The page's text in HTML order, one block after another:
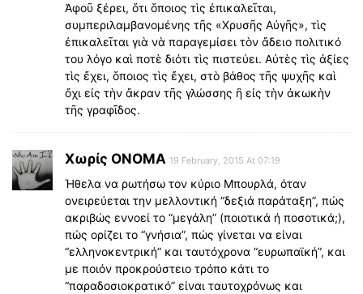
Ἀφοῦ ξέρει, ὅτι ὅποιος τὶς ἐπικαλεῖται,
συμπεριλαμβανομένης τῆς «Χρυσῆς Αὐγῆς», τὶς
ἐπικαλεῖται γιὰ νὰ παραγεμίσει τὸν ἄδειο πολιτικό
του λόγο καὶ ποτὲ διότι τὶς πιστεύει. Αὐτὲς τὶς ἀξίες
τὶς ἔχει, ὅποιος τὶς ἔχει, στὸ βάθος τῆς ψυχῆς καὶ
ὄχι εἰς τὴν ἄκραν τῆς γλώσσης ἢ εἰς τὴν ἀκωκὴν
τῆς γραφῖδος.
Χωρίς ΟΝΟΜΑ 19 February, 2015 At 07:19
Ήθελα να ρωτήσω τον κύριο Μπουρλά, όταν
ονειρεύεται την μελλοντική “δεξιά παράταξη”, πώς
ακριβώς εννοεί το “μεγάλη” (ποιοτικά ή ποσοτικά;),
πώς ορίζει το “γνήσια”, πώς γίνεται να είναι
“ελληνοκεντρική” και ταυτόχρονα “ευρωπαϊκή”, και
με ποιόν προκρούστειο τρόπο κάτι το
“παραδοσιοκρατικό” είναι ταυτοχρόνως και